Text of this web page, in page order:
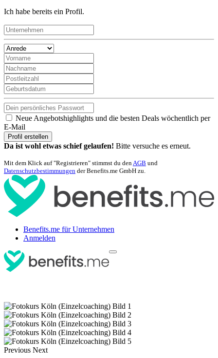
Ich habe bereits ein Profil.
Neue Angebotshighlights und die besten Deals wöchentlich per
E-Mail
Profil erstellen
Da ist wohl etwas schief gelaufen! Bitte versuche es erneut.
Mit dem Klick auf "Registrieren" stimmst du denAGB und
Datenschutzbestimmungen der Benefits.me GmbH zu.
Benefits.me für Unternehmen
Anmelden
Previous Next